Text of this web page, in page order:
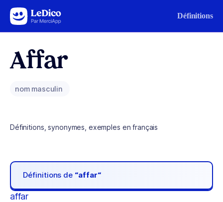
Aller au contenu Définitions
Affar
nom masculin
Définitions, synonymes, exemples en français
Définitions de “affar“
affar